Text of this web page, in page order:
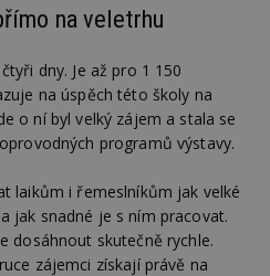
na veletrhu
dny. Je až pro 1 150
na úspěch této školy na
o ní byl velký zájem a stala se
programů výstavy.
laikům i řemeslníkům jak velké
jak snadné je s ním pracovat.
dosáhnout skutečně rychle.
zájemci získají právě na